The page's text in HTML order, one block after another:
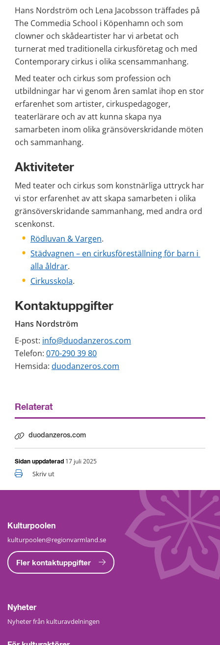
Hans Nordström och Lena Jacobsson träffades på
The Commedia School i Köpenhamn och som
clowner och skådeartister har vi arbetat och
turnerat med traditionella cirkusföretag och med
Contemporary cirkus i olika scensammanhang.
Med teater och cirkus som profession och
utbildningar har vi genom åren samlat ihop en stor
erfarenhet som artister, cirkuspedagoger,
teaterlärare och av att kunna skapa nya
samarbeten inom olika gränsöverskridande möten
och sammanhang.
Aktiviteter
Med teater och cirkus som konstnärliga uttryck har
vi stor erfarenhet av att skapa samarbeten i olika
gränsöverskridande sammanhang, med andra ord
scenkonst.
Rödluvan & Vargen.
Städvagnen – en cirkusföreställning för barn i
alla åldrar.
Cirkusskola.
Kontaktuppgifter
Hans Nordström
E-post: info@duodanzeros.com
Telefon: 070-290 39 80
Hemsida: duodanzeros.com
Relaterat
duodanzeros.com
Länk till annan webbplats.
Sidan uppdaterad 17 juli 2025
Skriv ut
Kulturpoolen
kulturpoolen@regionvarmland.se
Fler kontaktuppgifter
Nyheter
Nyheter från kulturavdelningen